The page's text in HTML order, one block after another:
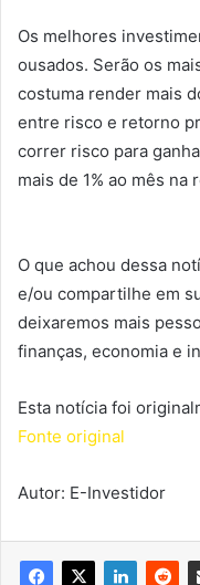
Os melhores
ousados. Serão os
costuma render mais
entre risco e retorno
correr risco para
mais de 1% ao mês na
O que achou dessa
e/ou compartilhe em
deixaremos mais
finanças, economia e
Esta notícia foi
Fonte original
Autor: E-Investidor